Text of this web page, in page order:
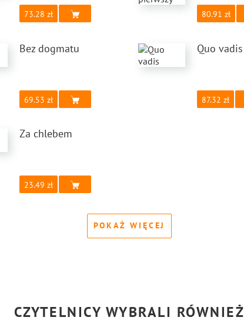
73.28 80.91
Bez dogmatu
69.53
Quo vadis
87.32
Za chlebem
23.49
POKAŻ WIĘCEJ
CZYTELNICY WYBRALI RÓWNIEŻ